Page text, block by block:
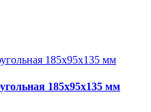
185х95х135 мм